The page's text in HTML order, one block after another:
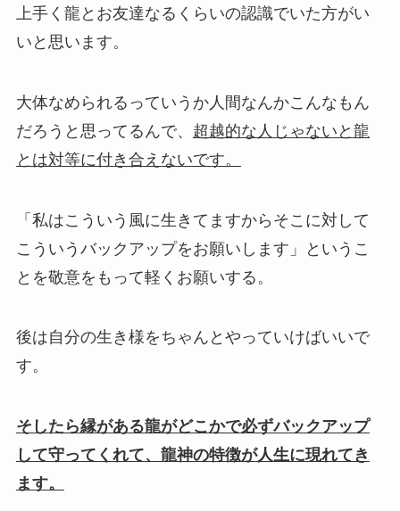
上手く龍とお友達なるくらいの認識でいた方がい
いと思います。
大体なめられるっていうか人間なんかこんなもん
だろうと思ってるんで、 超越的な人じゃないと龍
とは対等に付き合えないです。
「私はこういう風に生きてますからそこに対して
こういうバックアップをお願いします」というこ
とを敬意をもって軽くお願いする。
後は自分の生き様をちゃんとやっていけばいいで
す。
そしたら縁がある龍がどこかで必ずバックアップ
して守ってくれて、龍神の特徴が人生に現れてき
ます。